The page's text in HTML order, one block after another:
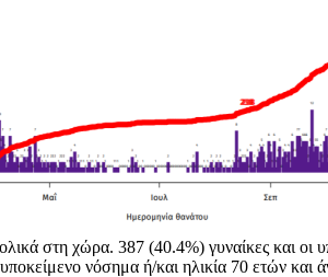
στη χώρα. 387 (40.4%) γυναίκες και οι
νόσημα ή/και ηλικία 70 ετών και